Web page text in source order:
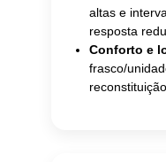
altas e
resposta
Conforto e
frasco/